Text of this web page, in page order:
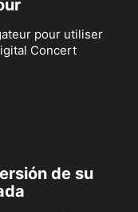
pour utiliser
Concert
de su